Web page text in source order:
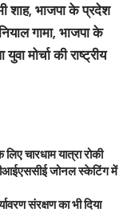
शाह, भाजपा के प्रदेश
गामा, भाजपा के
मोर्चा की राष्ट्रीय
चारधाम यात्रा रोकी
जोनल स्केटिंग में
संरक्षण का भी दिया